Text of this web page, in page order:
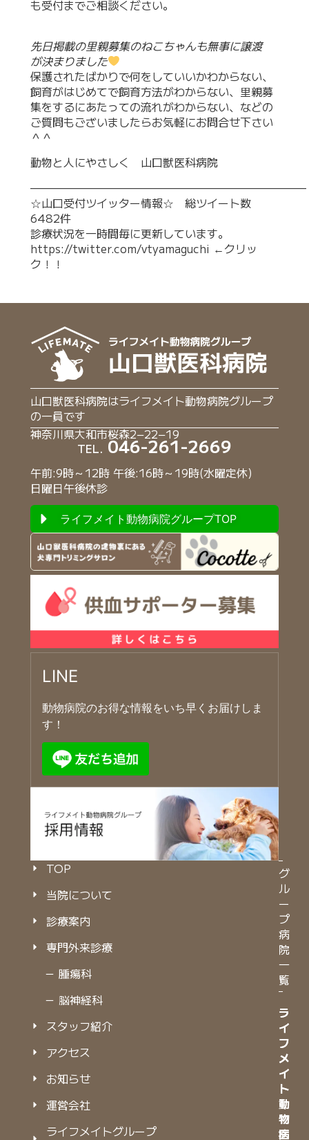
も受付までご相談ください。
先日掲載の里親募集のねこちゃんも無事に譲渡
が決まりました
保護されたばかりで何をしていいかわからない、
飼育がはじめてで飼育方法がわからない、里親募
集をするにあたっての流れがわからない、などの
ご質問もございましたらお気軽にお問合せ下さい
＾＾
動物と人にやさしく 山口獣医科病院
—————————————————————————
☆山口受付ツイッター情報☆ 総ツイート数
6482件
診療状況を一時間毎に更新しています。
https://twitter.com/vtyamaguchi ←クリッ
ク！！
山口獣医科病院はライフメイト動物病院グループ
の一員です
神奈川県大和市桜森2−22−19
TEL.046-261-2669
午前:9時～12時 午後:16時～19時(水曜定休)
日曜日午後休診
ライフメイト動物病院グループTOP
LINE
動物病院のお得な情報をいち早くお届けしま
す！
TOP
当院について
診療案内
専門外来診療
－ 腫瘍科
－ 脳神経科
スタッフ紹介
アクセス
お知らせ
運営会社
ライフメイトグループ
グ
ル
ー
プ
病
院
一
覧
ラ
イ
フ
メ
イ
ト
動
物
病
ラ
イ
フ
メ
イ
ト
動
物
医